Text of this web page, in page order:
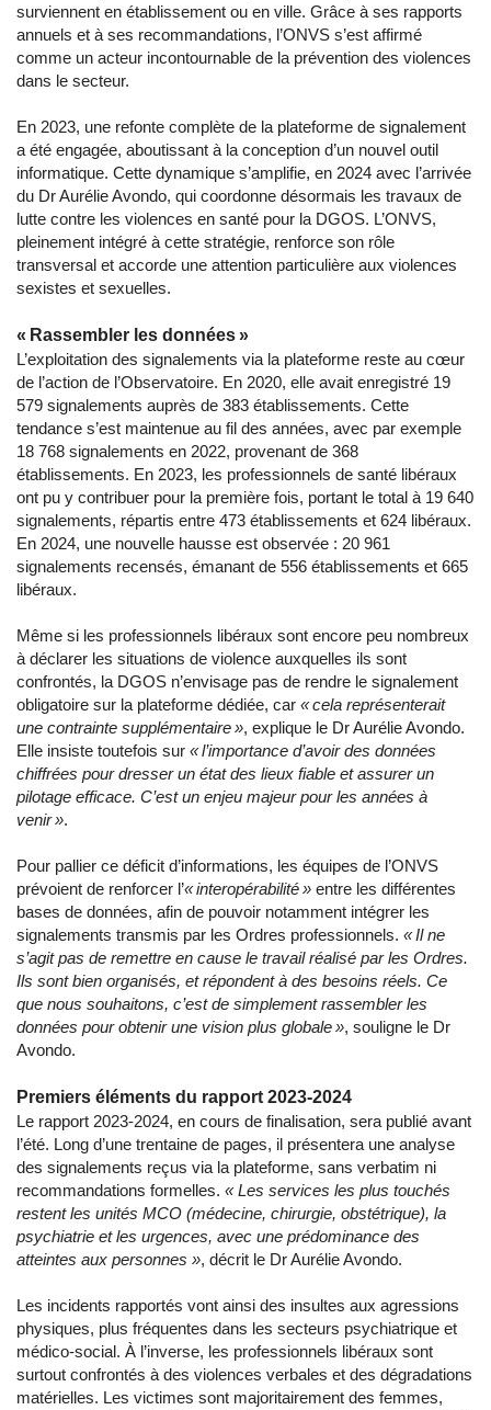
surviennent en établissement ou en ville. Grâce à ses rapports
annuels et à ses recommandations, l’ONVS s’est affirmé
comme un acteur incontournable de la prévention des violences
dans le secteur.
En 2023, une refonte complète de la plateforme de signalement
a été engagée, aboutissant à la conception d’un nouvel outil
informatique. Cette dynamique s’amplifie, en 2024 avec l’arrivée
du Dr Aurélie Avondo, qui coordonne désormais les travaux de
lutte contre les violences en santé pour la DGOS. L’ONVS,
pleinement intégré à cette stratégie, renforce son rôle
transversal et accorde une attention particulière aux violences
sexistes et sexuelles.
« Rassembler les données »
L’exploitation des signalements via la plateforme reste au cœur
de l’action de l’Observatoire. En 2020, elle avait enregistré 19
579 signalements auprès de 383 établissements. Cette
tendance s’est maintenue au fil des années, avec par exemple
18 768 signalements en 2022, provenant de 368
établissements. En 2023, les professionnels de santé libéraux
ont pu y contribuer pour la première fois, portant le total à 19 640
signalements, répartis entre 473 établissements et 624 libéraux.
En 2024, une nouvelle hausse est observée : 20 961
signalements recensés, émanant de 556 établissements et 665
libéraux.
Même si les professionnels libéraux sont encore peu nombreux
à déclarer les situations de violence auxquelles ils sont
confrontés, la DGOS n’envisage pas de rendre le signalement
obligatoire sur la plateforme dédiée, car « cela représenterait
une contrainte supplémentaire », explique le Dr Aurélie Avondo.
Elle insiste toutefois sur « l’importance d’avoir des données
chiffrées pour dresser un état des lieux fiable et assurer un
pilotage efficace. C’est un enjeu majeur pour les années à
venir ».
Pour pallier ce déficit d’informations, les équipes de l’ONVS
prévoient de renforcer l’« interopérabilité » entre les différentes
bases de données, afin de pouvoir notamment intégrer les
signalements transmis par les Ordres professionnels. « Il ne
s’agit pas de remettre en cause le travail réalisé par les Ordres.
Ils sont bien organisés, et répondent à des besoins réels. Ce
que nous souhaitons, c’est de simplement rassembler les
données pour obtenir une vision plus globale », souligne le Dr
Avondo.
Premiers éléments du rapport 2023-2024
Le rapport 2023-2024, en cours de finalisation, sera publié avant
l’été. Long d’une trentaine de pages, il présentera une analyse
des signalements reçus via la plateforme, sans verbatim ni
recommandations formelles. « Les services les plus touchés
restent les unités MCO (médecine, chirurgie, obstétrique), la
psychiatrie et les urgences, avec une prédominance des
atteintes aux personnes », décrit le Dr Aurélie Avondo.
Les incidents rapportés vont ainsi des insultes aux agressions
physiques, plus fréquentes dans les secteurs psychiatrique et
médico-social. À l’inverse, les professionnels libéraux sont
surtout confrontés à des violences verbales et des dégradations
matérielles. Les victimes sont majoritairement des femmes,